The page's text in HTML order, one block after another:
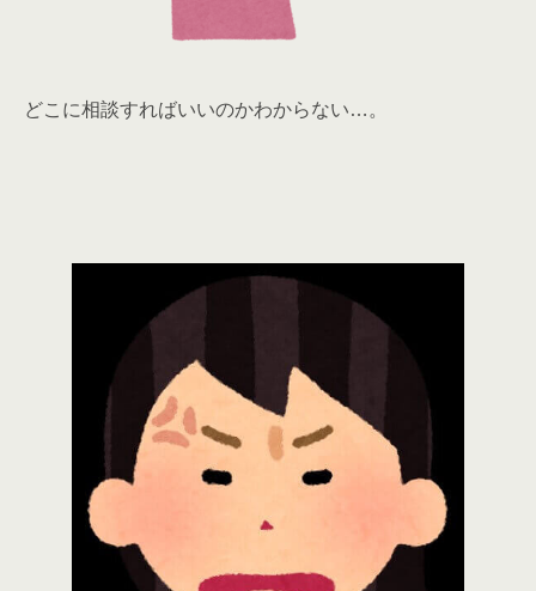
どこに相談すればいいのかわからない…。